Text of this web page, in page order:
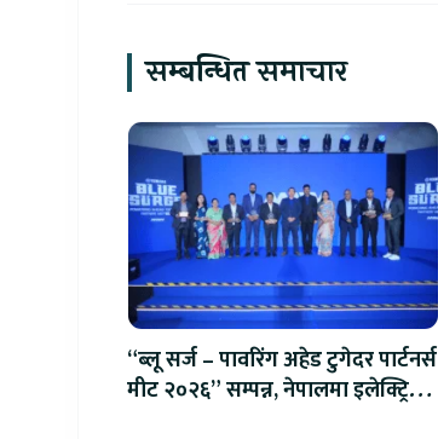
सम्बन्धित समाचार
“ब्लू सर्ज – पावरिंग अहेड टुगेदर पार्टनर्स
मीट २०२६” सम्पन्न, नेपालमा इलेक्ट्रिक